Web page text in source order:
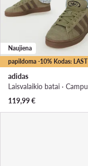
papildoma -10% Kodas: LAST
Naujiena
adidas
119,99€